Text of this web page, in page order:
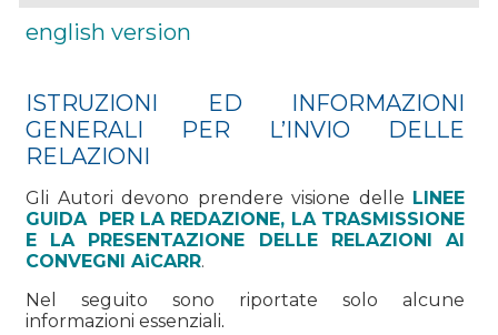
english version
ISTRUZIONI ED INFORMAZIONI
GENERALI PER L’INVIO DELLE
RELAZIONI
Gli Autori devono prendere visione delle LINEE
GUIDA PER LA REDAZIONE, LA TRASMISSIONE
E LA PRESENTAZIONE DELLE RELAZIONI AI
CONVEGNI AiCARR.
Nel seguito sono riportate solo alcune
informazioni essenziali.